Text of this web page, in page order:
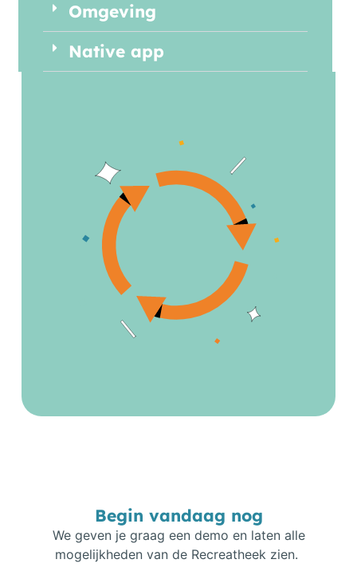
Omgeving
Native app
Begin vandaag nog
We geven je graag een demo en laten alle
mogelijkheden van de Recreatheek zien.